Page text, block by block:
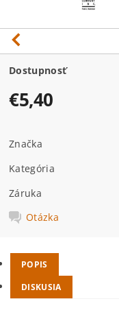
Dostupnosť
€5,40
Značka
Kategória
Záruka
Otázka
POPIS
DISKUSIA